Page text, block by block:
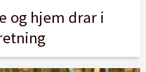
og hjem drar i